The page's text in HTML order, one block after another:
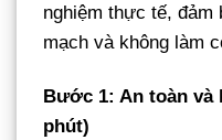
nghiệm thực tế, đảm
mạch và không làm
Bước 1: An toàn và
phút)